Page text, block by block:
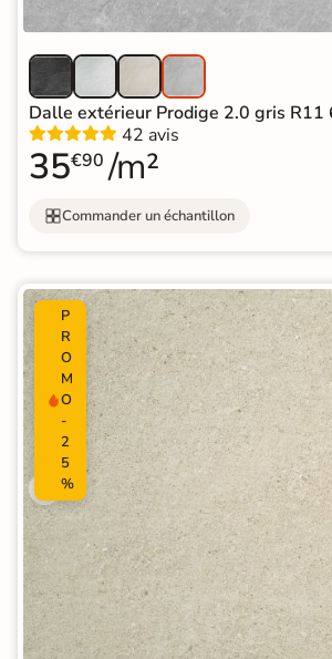
Dalle extérieur Prodige 2.0 gris R11
42 avis
35€90 /m²
Commander un échantillon
P
R
O
M
O
-
2
5
%